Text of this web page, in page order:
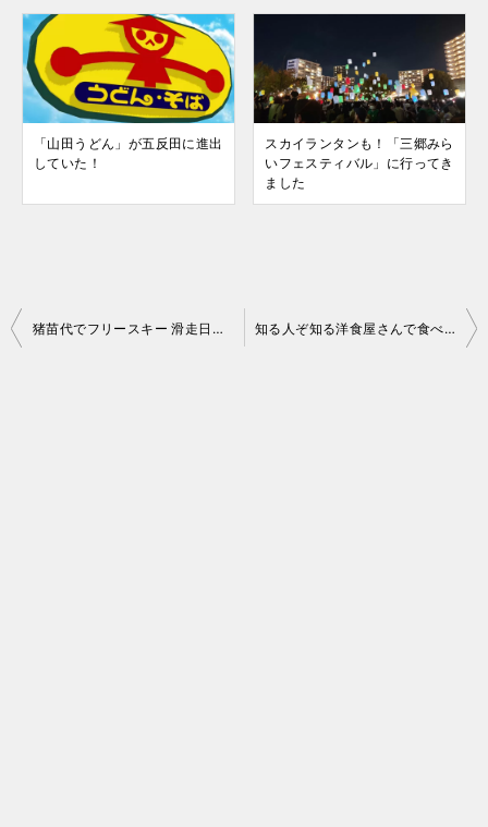
「山田うどん」が五反田に進出
していた！
スカイランタンも！「三郷みら
いフェスティバル」に行ってき
ました
投
猪苗代でフリースキー 滑走日誌 2015-16 No.032 知る人ぞ知る洋食屋さんで食べる二層？のラーメン